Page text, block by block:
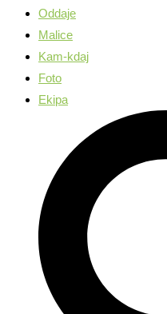
Oddaje
Malice
Kam-kdaj
Foto
Ekipa